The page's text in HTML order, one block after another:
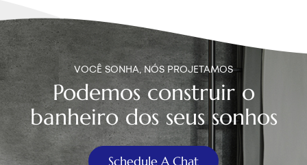
VOCÊ SONHA, NÓS PROJETAMOS
Podemos construir o
banheiro dos seus sonhos
Schedule A Chat